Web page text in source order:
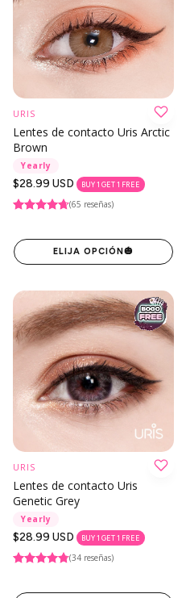
URIS
Lentes de contacto Uris Arctic
Brown
Yearly
Precio
regular
$28.99 USD BUY 1 GET 1 FREE
(65 reseñas)
ELIJA OPCIÓN🎃
URIS
Lentes de contacto Uris
Genetic Grey
Yearly
Precio
regular
$28.99 USD BUY 1 GET 1 FREE
(34 reseñas)